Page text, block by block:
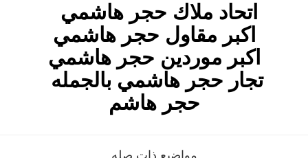
اتحاد ملاك حجر هاشمي
اكبر مقاول حجر هاشمي
اكبر موردين حجر هاشمي
تجار حجر هاشمي بالجمله
حجر هاشم